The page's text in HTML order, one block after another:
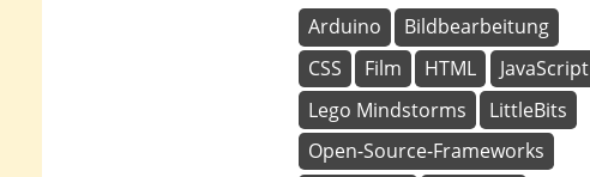
Arduino
Bildbearbeitung
CSS
Film HTML
JavaScript
Lego Mindstorms
LittleBits
Open-Source-Frameworks